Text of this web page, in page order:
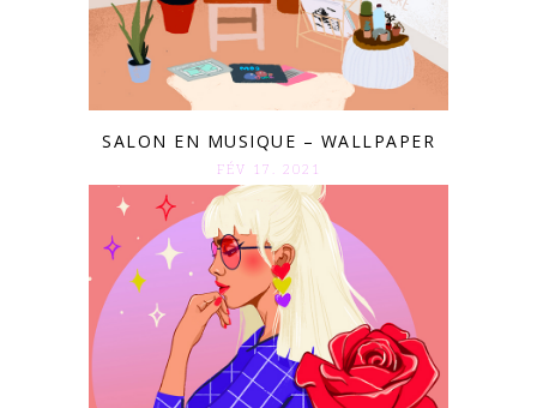
SALON EN MUSIQUE – WALLPAPER
FÉV 17. 2021